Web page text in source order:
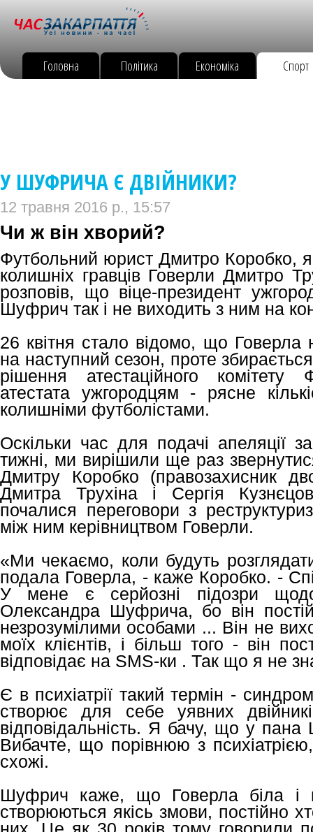
Головна Політика Економіка Спорт
У ШУФРИЧА Є ДВІЙНИКИ?
12 травня 2016 р., 15:57
Чи ж він хворий?
Футбольний юрист Дмитро Коробко,
колишніх гравців Говерли Дмитро
розповів, що віце-президент
Шуфрич так і не виходить з ним на
26 квітня стало відомо, що Говерла
на наступний сезон, проте
рішення атестаційного
атестата ужгородцям - рясне
колишніми футболістами.
Оскільки час для подачі апеляції
тижні, ми вирішили ще раз
Дмитру Коробко (правозахисник
Дмитра Трухіна і Сергія
почалися переговори з
між ним керівництвом Говерли.
«Ми чекаємо, коли будуть
подала Говерла, - каже Коробко. -
У мене є серйозні підозри
Олександра Шуфрича, бо він
незрозумілими особами ... Він не
моїх клієнтів, і більш того - він
відповідає на SMS-ки . Так що я не
Є в психіатрії такий термін -
створює для себе уявних
відповідальність. Я бачу, що у
Вибачте, що порівнюю з
схожі.
Шуфрич каже, що Говерла біла і
створюються якісь змови, постійно